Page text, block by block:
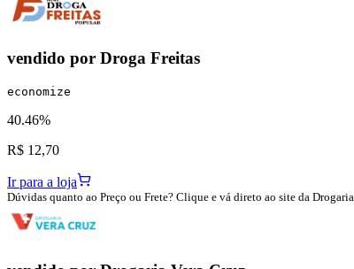
vendido por Droga Freitas
economize
40.46%
R$ 12,70
Ir para a loja
Dúvidas quanto ao Preço ou Frete? Clique e vá direto ao site da Drogaria.